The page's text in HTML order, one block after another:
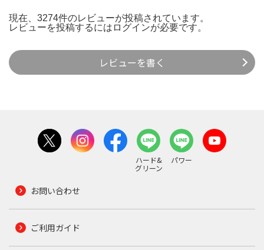
現在、3274件のレビューが投稿されています。
レビューを投稿するには ログインが必要です。
レビューを書く
ハード&
グリーン
パワー
お問い合わせ
ご利用ガイド